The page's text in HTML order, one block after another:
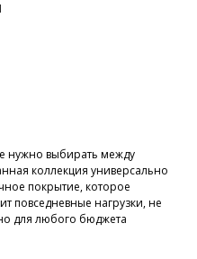
нужно выбирать между
коллекция универсально
покрытие, которое
повседневные нагрузки, не
для любого бюджета